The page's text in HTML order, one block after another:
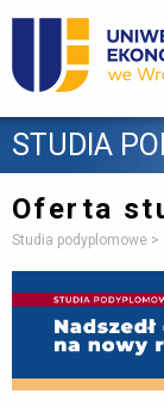
STUDIA
Oferta
Studia podyplomowe